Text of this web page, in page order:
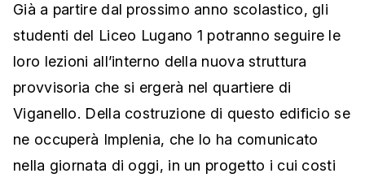
Già a partire dal prossimo anno scolastico, gli
studenti del Liceo Lugano 1 potranno seguire le
loro lezioni all’interno della nuova struttura
provvisoria che si ergerà nel quartiere di
Viganello. Della costruzione di questo edificio se
ne occuperà Implenia, che lo ha comunicato
nella giornata di oggi, in un progetto i cui costi